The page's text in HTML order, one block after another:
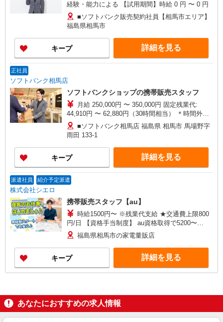
経験・能力による 【試用期間】時給 0 円 〜 0 円
■ソフトバンク販売契約社員【相馬市エリア】
福島県相馬市
キープ 詳細を見る
正社員
ソフトバンク相馬店
ソフトバンクショップの携帯販売スタッフ
月給 250,000円 〜 350,000円 固定残業代:
44,910円 〜 62,880円（30時間相当） ＊時間外手
当は時間外労働の有無にかかわらず、固定残業代
として支給し、相当時間を超える時間外労働分は
法定どおり追加で支給します。 試用期間あり 2ヶ
月 月給25万円以上 ※経験・能力による 【試用期
間】月給 250000 円 〜 350000 円
■ソフトバンク相馬店 福島県 相馬市 馬場野字
雨田 133‐1
キープ 詳細を見る
派遣社員 紹介予定派遣
株式会社シエロ
携帯販売スタッフ【au】
時給1500円〜 ※残業代支給 ★交通費上限800
円/日 【資格手当制度】 au資格取得で5200〜
11400円/月支給 家電アドバイザー資格をお持ちの
方はグレードに合わせて2500〜5000円/月支給 ※
入社後獲得も対象 【役割手当】 CSA（チーフセ
ールスアドバイザー）に昇格すると16600円/月支
給 ゜+゜・。○。・゜+゜・。○。・゜+゜ 入社祝
（規程有）★ ゜・。○。・゜+゜・。○。・゜+゜
福島県相馬市の家電量販店
キープ 詳細を見る
あなたにおすすめの求人情報